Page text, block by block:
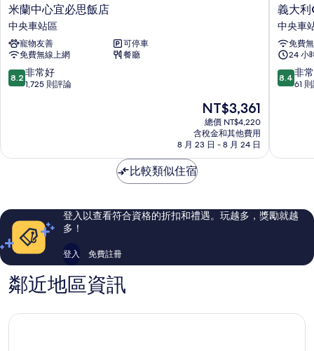
米
蘭
中
心
宜
必
思
站
米蘭中心宜必思飯店
中央車站區
寵物友善
可停車
免費無線上網
餐廳
8.2
分，
常
評
論
8.2 非常好
1,725 則評論
現
在
價
格
為
NT$3,361
總價 NT$4,220
含稅金和其他費用
8 月 23 日 - 8 月 24 日
義
大
利
Canova
飯
店
中
義大
中央車
免費
24 小
8.4
分，
常
評
論
8.4 非
61
比較類似住宿
登入以查看符合資格的折扣和禮遇。玩越多，獎勵就越
多！
登入 免費註冊
鄰近地區資訊